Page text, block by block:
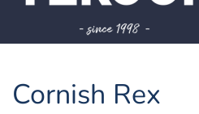
Cornish Rex